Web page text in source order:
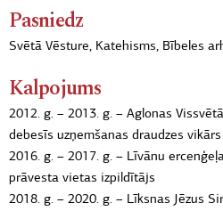
Pasniedz
Svētā Vēsture, Katehisms, Bībeles
Kalpojums
2012. g. – 2013. g. – Aglonas
debesīs uzņemšanas draudzes vikārs
2016. g. – 2017. g. – Līvānu
prāvesta vietas izpildītājs
2018. g. – 2020. g. – Līksnas Jēzus